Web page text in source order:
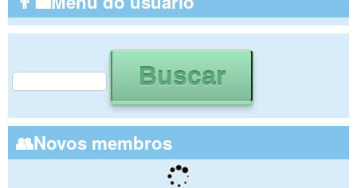
Formulário de busca
👥Novos membros